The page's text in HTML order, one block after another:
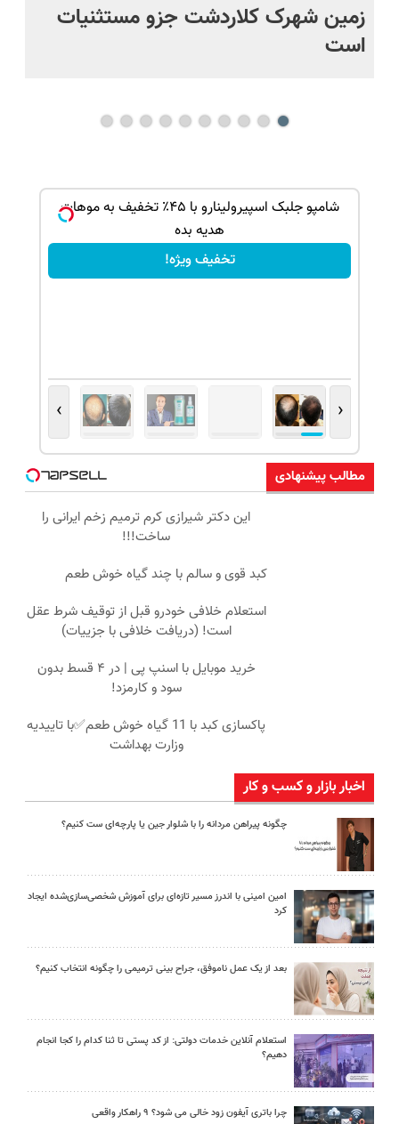
زمین شهرک کلاردشت جزو مستثنیات
است
شامپو جلبک اسپیرولینارو با ۴۵٪ تخفیف به موهات
هدیه بده
تخفیف ویژه!
‹
›
مطالب پیشنهادی
این دکتر شیرازی کرم ترمیم زخم ایرانی را
ساخت!!!
کبد قوی و سالم با چند گیاه خوش طعم
استعلام خلافی خودرو قبل از توقیف شرط عقل
است! (دریافت خلافی با جزییات)
خرید موبایل با اسنپ پی | در ۴ قسط بدون
سود و کارمزد!
پاکسازی کبد با 11 گیاه خوش طعم✅با تاییدیه
وزارت بهداشت
اخبار بازار و کسب و کار
چگونه پیراهن مردانه را با شلوار جین یا پارچه‌ای ست کنیم؟
امین امینی با اندرز مسیر تازه‌ای برای آموزش شخصی‌سازی‌شده ایجاد
کرد
بعد از یک عمل ناموفق، جراح بینی ترمیمی را چگونه انتخاب کنیم؟
استعلام آنلاین خدمات دولتی: از کد پستی تا ثنا کدام را کجا انجام
دهیم؟
چرا باتری آیفون زود خالی می شود؟ ۹ راهکار واقعی